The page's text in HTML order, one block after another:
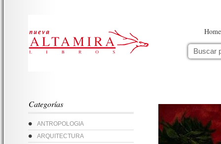
Home
Categorías
ANTROPOLOGIA
ARQUITECTURA